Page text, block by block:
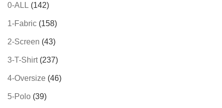
0-ALL (142)
1-Fabric (158)
2-Screen (43)
3-T-Shirt(237)
4-Oversize (46)
5-Polo (39)